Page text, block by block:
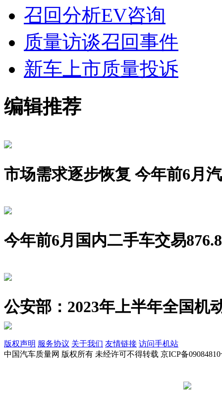
召回分析EV咨询
质量访谈召回事件
新车上市质量投诉
编辑推荐
市场需求逐步恢复 今年前6月
今年前6月国内二手车交易
公安部：2023年上半年全国机
版权声明 服务协议 关于我们 友情链接 访问手机站
中国汽车质量网 版权所有 未经许可不得转载 京ICP备09084810